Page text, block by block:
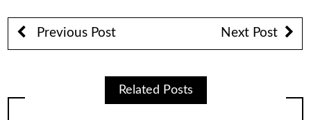
Previous Post Next Post
Related Posts